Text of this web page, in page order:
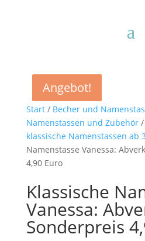
Start/ Becher und
Namenstassen und Zubehör/
klassische Namenstassen ab
Namenstasse Vanessa:
4,90 Euro
Angebot!
Klassische
Vanessa:
Sonderpreis
Angebot!
Angebot!
Angebot!